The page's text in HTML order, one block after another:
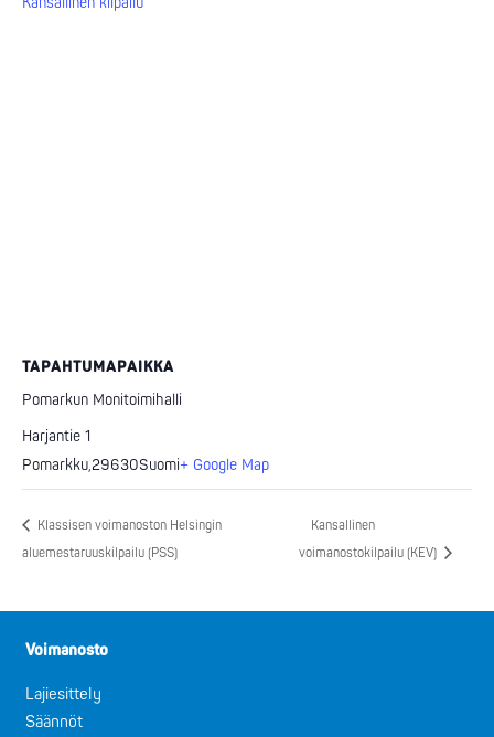
TAPAHTUMAPAIKKA
Pomarkun Monitoimihalli
Harjantie 1
Pomarkku,29630Suomi+ Google Map
Klassisen voimanoston Helsingin
aluemestaruuskilpailu (PSS)
Kansallinen
voimanostokilpailu (KEV)
Voimanosto
Lajiesittely
Säännöt